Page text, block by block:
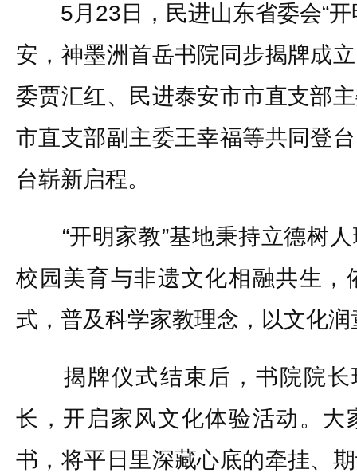
5月23日，民进山东省委会“开
安，神墨洲首岳书院同步揭牌成
委贾汇红、民进泰安市市直支部
市直支部副主委王幸福等共同登
台崭新启程。
“开明家教”基地秉持立德树人
校园美育与非遗文化相融共生，
式，普及科学家教理念，以文化
揭牌仪式结束后，书院院长
长，开启家风文化体验活动。大
书，将平日里深藏心底的牵挂、